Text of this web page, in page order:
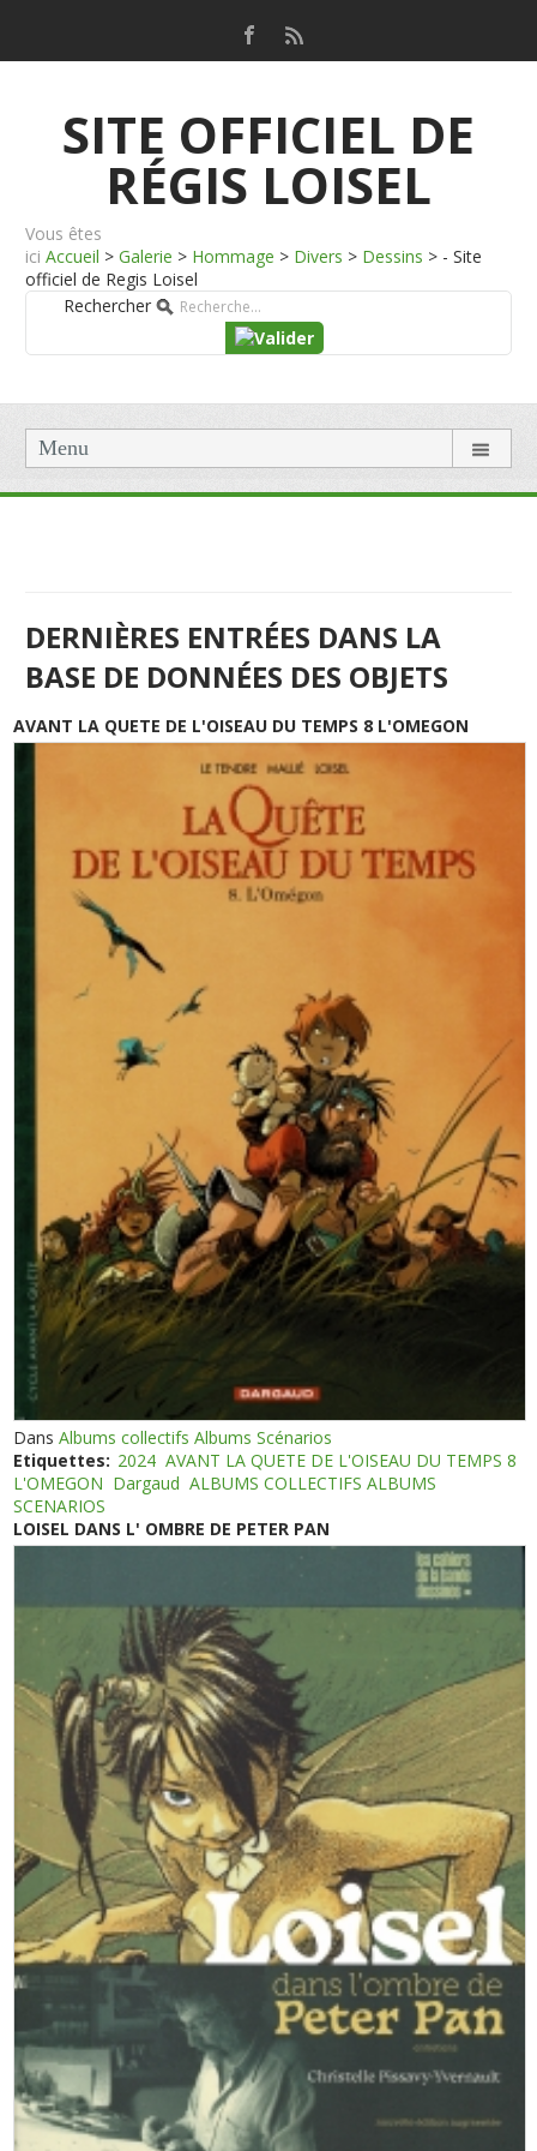
SITE OFFICIEL DE
RÉGIS LOISEL
Vous êtes
ici Accueil > Galerie > Hommage > Divers > Dessins > - Site
officiel de Regis Loisel
Rechercher
Menu
DERNIÈRES ENTRÉES DANS LA
BASE DE DONNÉES DES OBJETS
AVANT LA QUETE DE L'OISEAU DU TEMPS 8 L'OMEGON
DansAlbums collectifs Albums Scénarios
Etiquettes: 2024 AVANT LA QUETE DE L'OISEAU DU TEMPS 8
L'OMEGON Dargaud ALBUMS COLLECTIFS ALBUMS
SCENARIOS
LOISEL DANS L' OMBRE DE PETER PAN